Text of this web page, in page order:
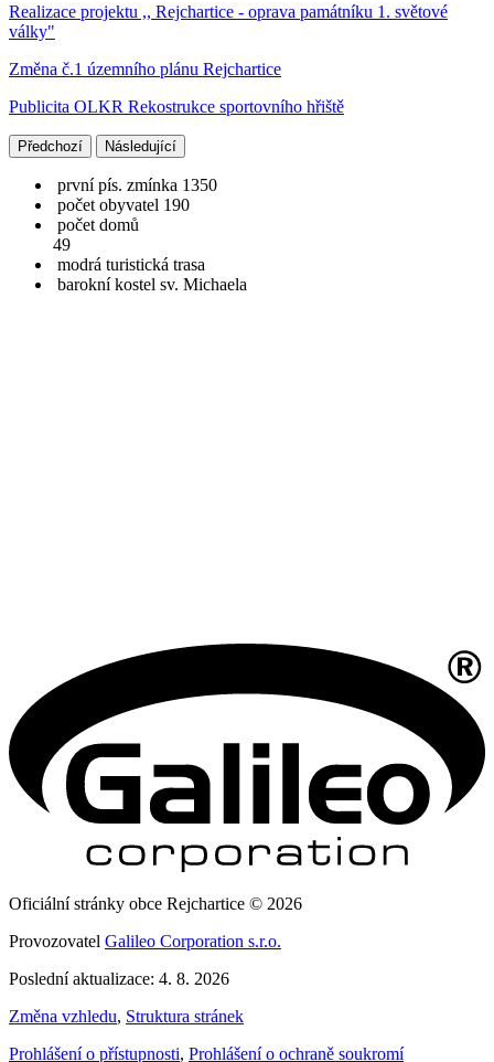
Realizace projektu ,, Rejchartice - oprava památníku 1. světové
války"
Změna č.1 územního plánu Rejchartice
Publicita OLKR Rekostrukce sportovního hřiště
Předchozí Následující
první pís. zmínka 1350
počet obyvatel 190
počet domů
49
modrá turistická trasa
barokní kostel sv. Michaela
Oficiální stránky obce Rejchartice © 2026
Provozovatel Galileo Corporation s.r.o.
Poslední aktualizace: 4. 8. 2026
Změna vzhledu, Struktura stránek
Prohlášení o přístupnosti, Prohlášení o ochraně soukromí